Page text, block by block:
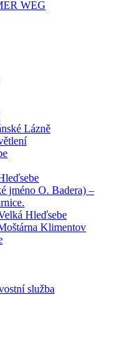
WEG
Lázně
jméno O. Badera) –
Hleďsebe
Klimentov
služba